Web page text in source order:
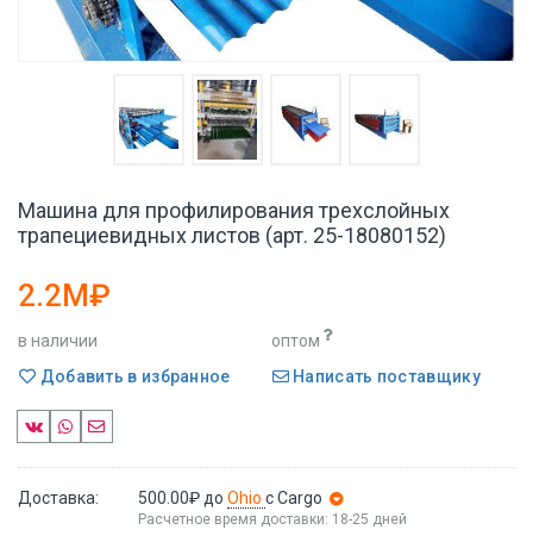
Машина для профилирования трехслойных
трапециевидных листов (арт. 25-18080152)
2.2M₽
в наличии
оптом
Добавить в избранное
Написать поставщику
Доставка: 500.00₽ до Ohio с Cargo
Расчетное время доставки: 18-25 дней